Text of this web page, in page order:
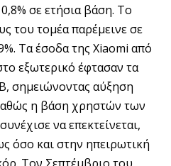
σε ετήσια βάση. Το
του τομέα παρέμεινε σε
Τα έσοδα της Xiaomi από
εξωτερικό έφτασαν τα
σημειώνοντας αύξηση
η βάση χρηστών των
να επεκτείνεται,
όσο και στην ηπειρωτική